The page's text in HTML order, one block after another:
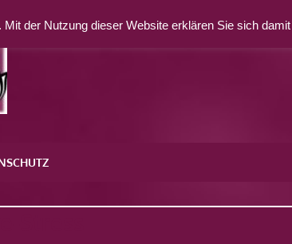
der Nutzung dieser Website erklären Sie sich